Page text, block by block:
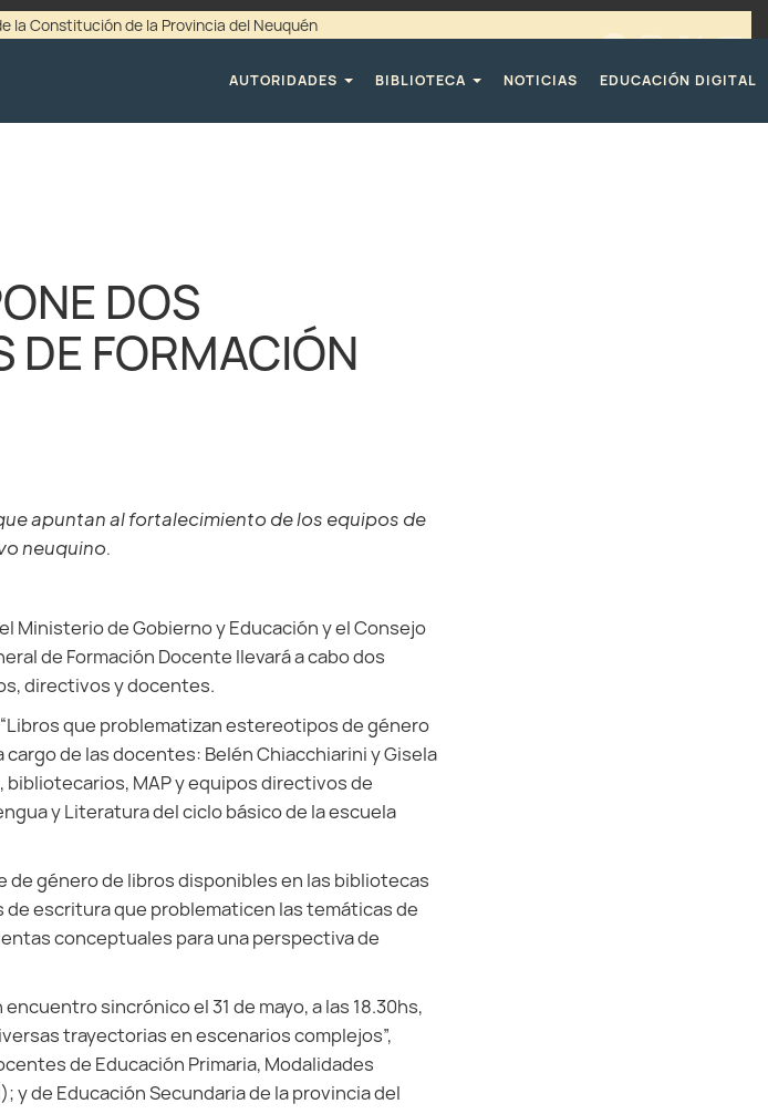
la Constitución de la Provincia del Neuquén
AUTORIDADES
BIBLIOTECA NOTICIAS EDUCACIÓN DIGITAL
DOS
DE FORMACIÓN
apuntan al fortalecimiento de los equipos de
neuquino.
Ministerio de Gobierno y Educación y el Consejo
de Formación Docente llevará a cabo dos
directivos y docentes.
que problematizan estereotipos de género
de las docentes: Belén Chiacchiarini y Gisela
MAP y equipos directivos de
y Literatura del ciclo básico de la escuela
de género de libros disponibles en las bibliotecas
escritura que problematicen las temáticas de
conceptuales para una perspectiva de
sincrónico el 31 de mayo, a las 18.30hs,
trayectorias en escenarios complejos”,
de Educación Primaria, Modalidades
y de Educación Secundaria de la provincia del